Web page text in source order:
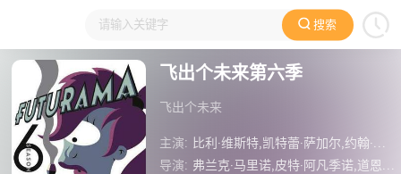
搜索
大家在看 日本动漫 国产动漫 欧美动漫
飞出个未来第六季
飞出个未来
主演: 比利·维斯特,凯特蕾·萨加尔,约翰·迪·马吉欧,特蕾丝·麦克尼尔,菲尔·拉马,劳伦·汤姆,莫里斯·拉马奇,弗兰克·维尔克,大卫·赫尔曼,达恩·刘易斯,凯斯·索西,汤姆·肯尼,催眠蛤蟆,克里斯·艾略特,克雷格·费格森,武井乔治,Sergio Aragonés,大卫·X·科恩,马特·格罗宁,凯缇·萨克霍夫,马克·马瑟斯鲍夫,库里奥,阿尔·戈尔,丹·维伯,帕顿·奥斯瓦尔特,丹·卡斯泰兰尼塔,巴兹·奥德林,史蒂芬·霍金
导演: 弗兰克·马里诺,皮特·阿凡季诺,道恩·加里-希尔,史蒂夫·桑多瓦,克里斯托·查斯尼,雷米·穆兹奎茨,雷·克拉菲,爱德蒙·方德